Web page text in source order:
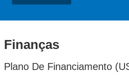
Finanças
Plano De Financiamento